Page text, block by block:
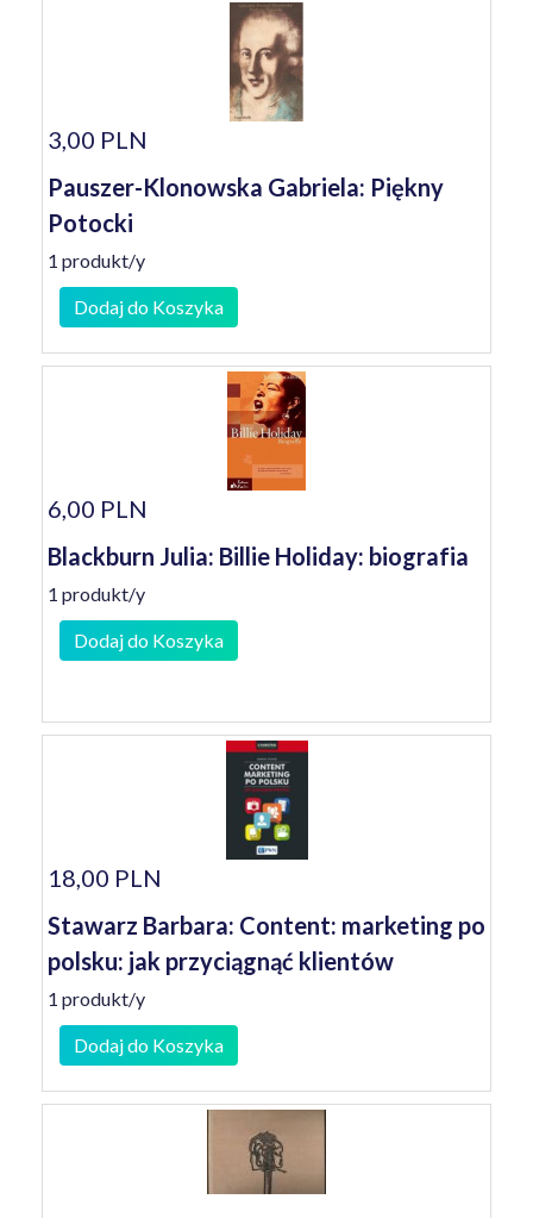
3,00 PLN
Pauszer-Klonowska Gabriela: Piękny
Potocki
1 produkt/y
Dodaj do Koszyka
6,00 PLN
Blackburn Julia: Billie Holiday: biografia
1 produkt/y
Dodaj do Koszyka
18,00 PLN
Stawarz Barbara: Content: marketing po
polsku: jak przyciągnąć klientów
1 produkt/y
Dodaj do Koszyka